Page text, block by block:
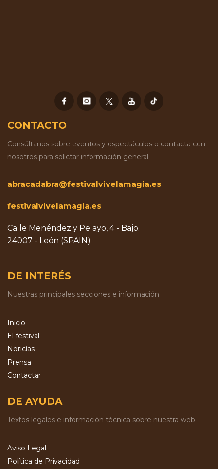
CONTACTO
Consúltanos sobre eventos y espectáculos o contacta con
nosotros para solictar información general
abracadabra@festivalvivelamagia.es
festivalvivelamagia.es
Calle Menéndez y Pelayo, 4 - Bajo.
24007 - León (SPAIN)
DE INTERÉS
Nuestras principales secciones e información
Inicio
El festival
Noticias
Prensa
Contactar
DE AYUDA
Textos legales e información técnica sobre nuestra web
Aviso Legal
Política de Privacidad